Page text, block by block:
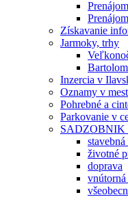
Získavanie
Jarmoky, trhy
Inzercia v
Oznamy v
Pohrebné a
Parkovanie v
SADZOBNIK
stavebná
životné
doprava
vnútorná